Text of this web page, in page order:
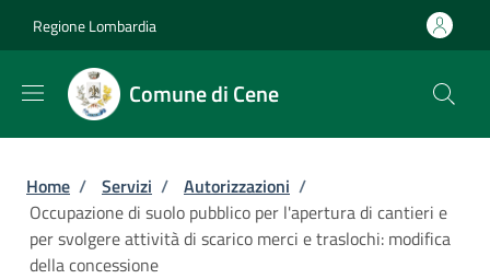
Regione Lombardia
Comune di Cene
Briciole di pane
Home / Servizi / Autorizzazioni /
Occupazione di suolo pubblico per l'apertura di cantieri e
per svolgere attività di scarico merci e traslochi: modifica
della concessione